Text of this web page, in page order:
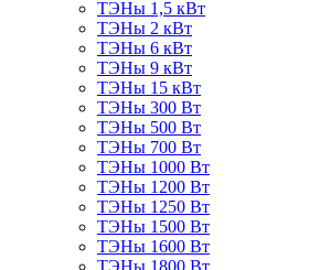
ТЭНы 1,5 кВт
ТЭНы 2 кВт
ТЭНы 6 кВт
ТЭНы 9 кВт
ТЭНы 15 кВт
ТЭНы 300 Вт
ТЭНы 500 Вт
ТЭНы 700 Вт
ТЭНы 1000 Вт
ТЭНы 1200 Вт
ТЭНы 1250 Вт
ТЭНы 1500 Вт
ТЭНы 1600 Вт
ТЭНы 1800 Вт